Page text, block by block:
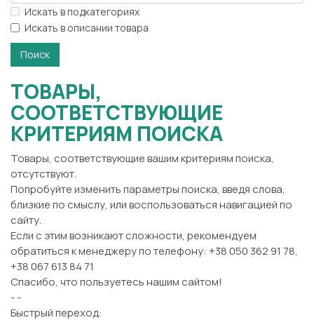
Искать в подкатегориях
Искать в описании товара
ТОВАРЫ,
СООТВЕТСТВУЮЩИЕ
КРИТЕРИЯМ ПОИСКА
Товары, соответствующие вашим критериям поиска,
отсутствуют.
Попробуйте изменить параметры поиска, введя слова,
близкие по смыслу, или воспользоваться навигацией по
сайту.
Если с этим возникают сложности, рекомендуем
обратиться к менеджеру по телефону: +38 050 362 91 78,
+38 067 613 84 71
Спасибо, что пользуетесь нашим сайтом!
- -
Быстрый переход: